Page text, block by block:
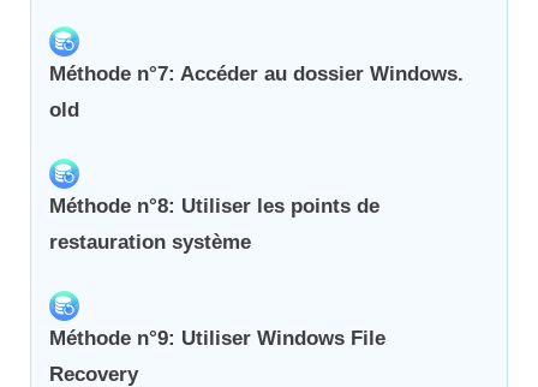
Méthode n°7: Accéder au dossier Windows.
old
Méthode n°8: Utiliser les points de
restauration système
Méthode n°9: Utiliser Windows File
Recovery